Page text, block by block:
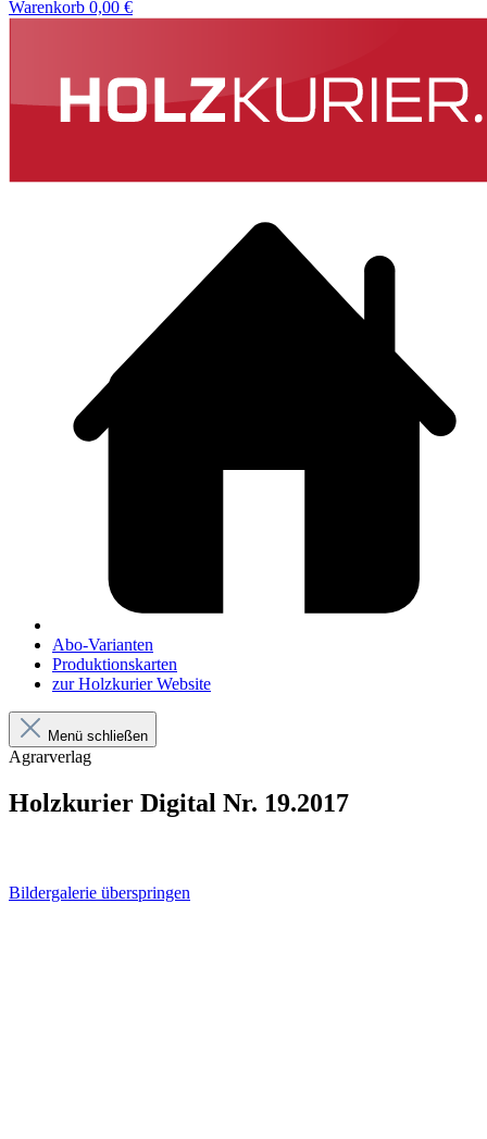
Warenkorb 0,00 €
Abo-Varianten
Produktionskarten
zur Holzkurier Website
Menü schließen
Agrarverlag
Holzkurier Digital Nr. 19.2017
Bildergalerie überspringen